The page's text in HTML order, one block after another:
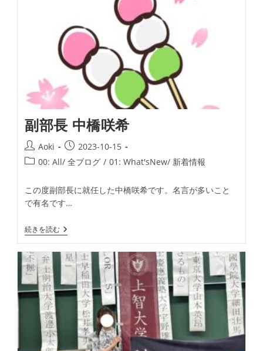
63
回
花
井
卓
杯
見
学
副部長 中橋咲希
投
稿
Aoki
投
稿
日:
2023-10-15
投
カ
テ
ゴ
ー:
00: All/ 全ブログ / 01: What'sNew/ 新着情報
この度副部長に就任した中橋咲希です。名言が多いこと
で有名です…
続きを読む副
部
中
橋
希